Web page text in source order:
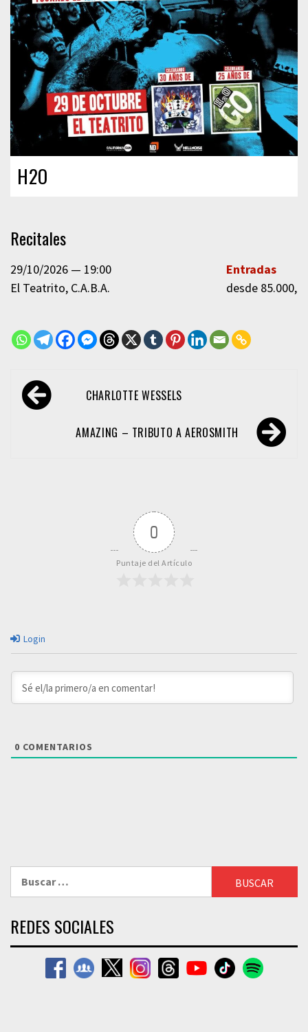
H2O
Recitales
29/10/2026
19:00
El Teatrito C.A.B.A.
Entradas
desde
Navegación
de
entradas
CHARLOTTE WESSELS
AMAZING – TRIBUTO A AEROSMITH
0
Puntaje del Artículo
Login
0 COMENTARIOS
REDES SOCIALES